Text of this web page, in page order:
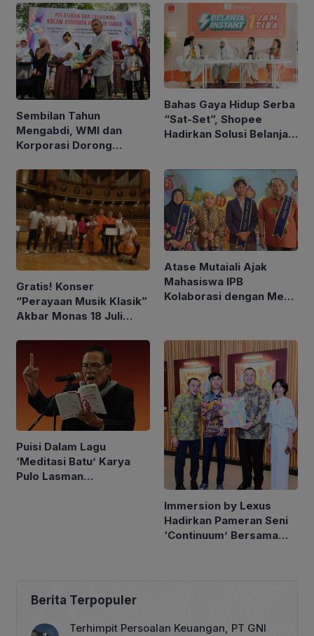
Sembilan Tahun
Mengabdi, WMI dan
Korporasi Dorong
Komunitas Difabel
Bahas Gaya Hidup Serba
“Sat-Set”, Shopee
Hadirkan Solusi Belanja
Gratis! Konser
“Perayaan Musik Klasik”
Akbar Monas 18 Juli
Atase Mutaiali Ajak
Mahasiswa IPB
Kolaborasi dengan Mesir
Puisi Dalam Lagu
‘Meditasi Batu’ Karya
Pulo Lasman
Immersion by Lexus
Hadirkan Pameran Seni
‘Continuum’ Bersama
Berita Terpopuler
Terhimpit Persoalan Keuangan, PT GNI